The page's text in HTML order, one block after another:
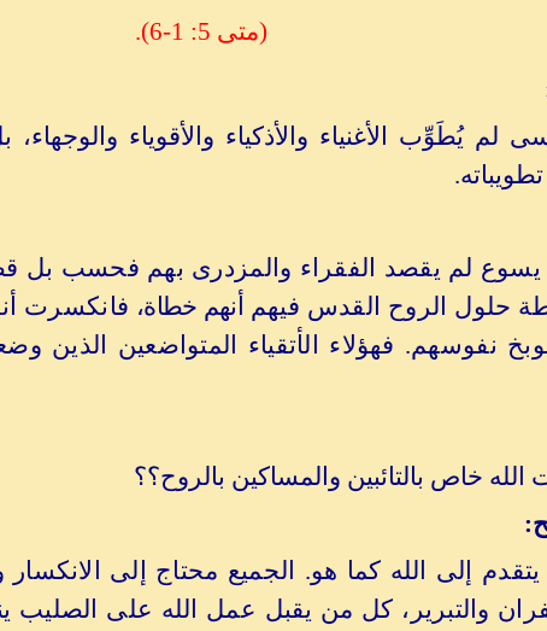
(متى 5: 1-6).
لم يُطَوِّب الأغنياء والأذكياء والأقوياء
لم يقصد الفقراء والمزدرى بهم فحسب بل قصد
حلول الروح القدس فيهم أنهم خطاة، فانكسرت
يوبخ نفوسهم. فهؤلاء الأتقياء المتواضعين
خاص بالتائبين والمساكين بالروح؟؟
إلى الله كما هو. الجميع محتاج إلى الانكسار
والتبرير، كل من يقبل عمل الله على الصليب